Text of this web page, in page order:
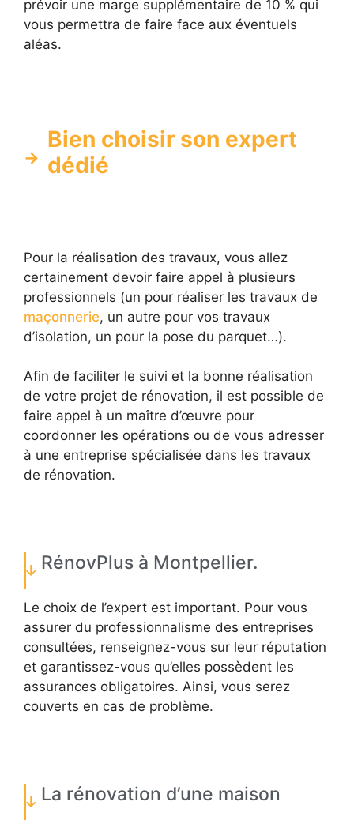
prévoir une marge supplémentaire de 10 % qui
vous permettra de faire face aux éventuels
aléas.
Bien choisir son expert
dédié
Pour la réalisation des travaux, vous allez
certainement devoir faire appel à plusieurs
professionnels (un pour réaliser les travaux de
maçonnerie, un autre pour vos travaux
d’isolation, un pour la pose du parquet…).
Afin de faciliter le suivi et la bonne réalisation
de votre projet de rénovation, il est possible de
faire appel à un maître d’œuvre pour
coordonner les opérations ou de vous adresser
à une entreprise spécialisée dans les travaux
de rénovation.
RénovPlus à Montpellier.
Le choix de l’expert est important. Pour vous
assurer du professionnalisme des entreprises
consultées, renseignez-vous sur leur réputation
et garantissez-vous qu’elles possèdent les
assurances obligatoires. Ainsi, vous serez
couverts en cas de problème.
La rénovation d’une maison